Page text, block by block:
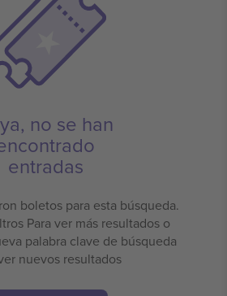
no se han
entradas
boletos para esta búsqueda.
Para ver más resultados o
palabra clave de búsqueda
nuevos resultados